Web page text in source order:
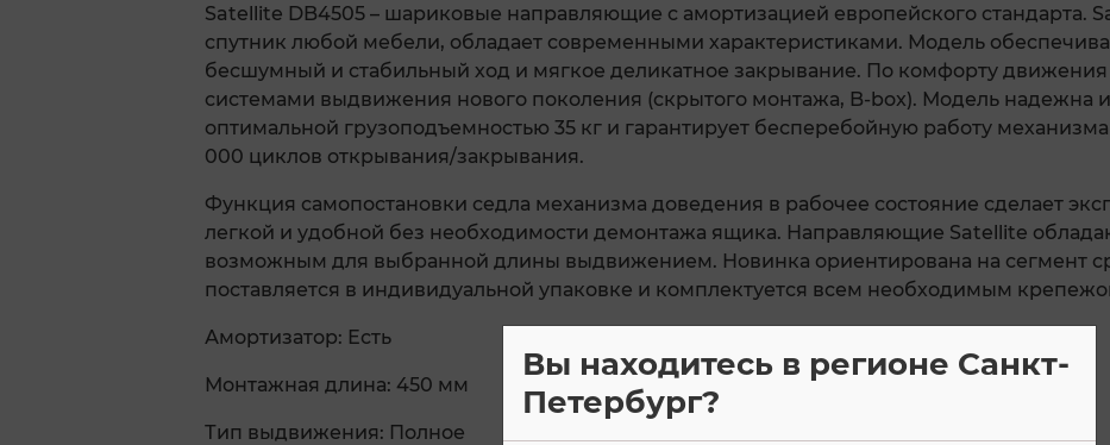
Satellite DB4505 – шариковые направляющие с амортизацией европейского стандарта.
спутник любой мебели, обладает современными характеристиками. Модель
бесшумный и стабильный ход и мягкое деликатное закрывание. По комфорту
системами выдвижения нового поколения (скрытого монтажа, B-box). Модель надежна и
оптимальной грузоподъемностью 35 кг и гарантирует бесперебойную работу
000 циклов открывания/закрывания.
Функция самопостановки седла механизма доведения в рабочее состояние сделает
легкой и удобной без необходимости демонтажа ящика. Направляющие Satellite
возможным для выбранной длины выдвижением. Новинка ориентирована на сегмент
поставляется в индивидуальной упаковке и комплектуется всем необходимым
Амортизатор: Есть
Монтажная длина: 450 мм
Тип выдвижения: Полное
Вы находитесь в регионе Санкт-
Петербург?